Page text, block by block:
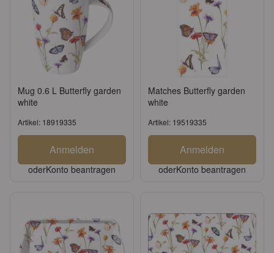
Mug 0.6 L Butterfly garden
white
Artikel: 18919335
Anmelden
oderKonto beantragen
Matches Butterfly garden
white
Artikel: 19519335
Anmelden
oderKonto beantragen